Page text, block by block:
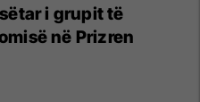
i grupit të
në Prizren